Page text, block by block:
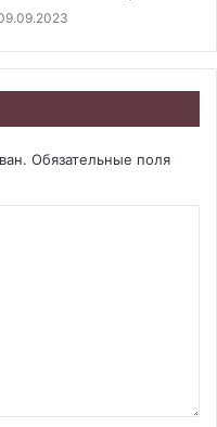
Обязательные поля